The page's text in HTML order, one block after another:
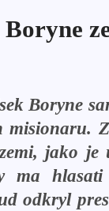
Boryne
misionaru.
jako je
ma
odkryl